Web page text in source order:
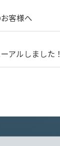
客様へ
アルしました！